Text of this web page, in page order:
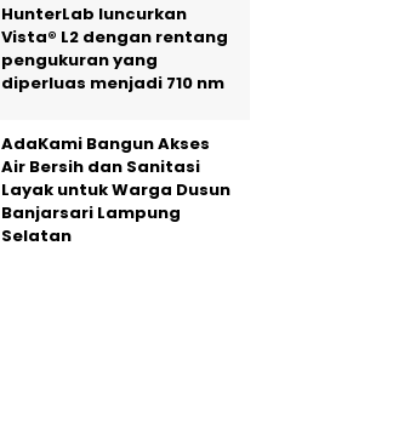
HunterLab luncurkan
Vista® L2 dengan rentang
pengukuran yang
diperluas menjadi 710 nm
AdaKami Bangun Akses
Air Bersih dan Sanitasi
Layak untuk Warga Dusun
Banjarsari Lampung
Selatan